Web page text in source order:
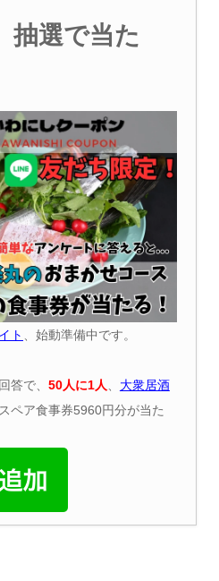
抽選で当た
ト
、始動準備中です。
答で、 50人に1人
大衆居酒
ペア食事券5960円分が当た